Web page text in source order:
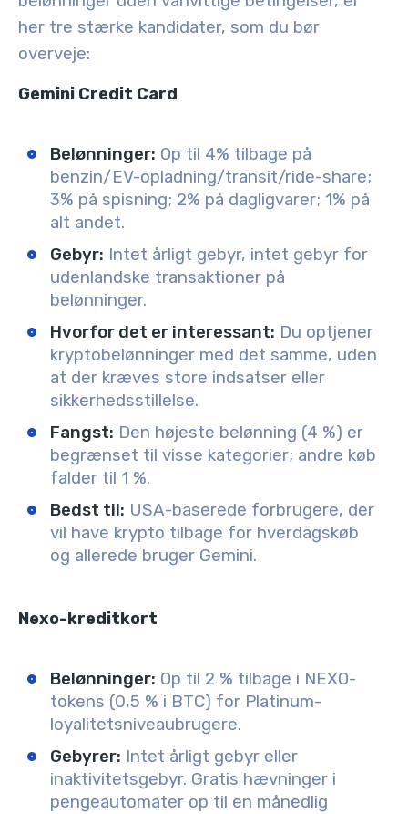
her tre stærke kandidater, som du bør
overveje:
Gemini Credit Card
Belønninger: Op til 4% tilbage på
benzin/EV-opladning/transit/ride-share;
3% på spisning; 2% på dagligvarer; 1% på
alt andet.
Gebyr: Intet årligt gebyr, intet gebyr for
udenlandske transaktioner på
belønninger.
Hvorfor det er interessant: Du optjener
kryptobelønninger med det samme, uden
at der kræves store indsatser eller
sikkerhedsstillelse.
Fangst: Den højeste belønning (4 %) er
begrænset til visse kategorier; andre køb
falder til 1 %.
Bedst til: USA-baserede forbrugere, der
vil have krypto tilbage for hverdagskøb
og allerede bruger Gemini.
Nexo-kreditkort
Belønninger: Op til 2 % tilbage i NEXO-
tokens (0,5 % i BTC) for Platinum-
loyalitetsniveaubrugere.
Gebyrer: Intet årligt gebyr eller
inaktivitetsgebyr. Gratis hævninger i
pengeautomater op til en månedlig